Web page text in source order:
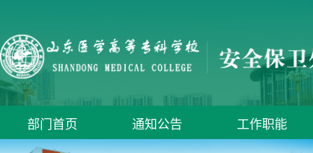
部门首页 通知公告 工作职能